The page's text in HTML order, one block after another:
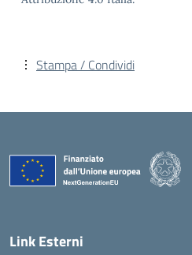
Stampa / Condividi
Link Esterni